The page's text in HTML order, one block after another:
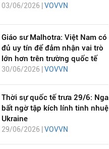
03/06/2026 | VOVVN
Giáo sư Malhotra: Việt Nam có
đủ uy tín để đảm nhận vai trò
lớn hơn trên trường quốc tế
30/06/2026 | VOVVN
Thời sự quốc tế trưa 29/6: Nga
bất ngờ tập kích lính tinh nhuệ
Ukraine
29/06/2026 | VOVVN